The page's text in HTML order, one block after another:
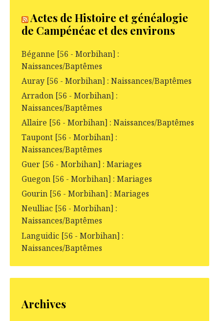
Actes de Histoire et généalogie
de Campénéac et des environs
Béganne [56 - Morbihan] :
Naissances/Baptêmes
Auray [56 - Morbihan] : Naissances/Baptêmes
Arradon [56 - Morbihan] :
Naissances/Baptêmes
Allaire [56 - Morbihan] : Naissances/Baptêmes
Taupont [56 - Morbihan] :
Naissances/Baptêmes
Guer [56 - Morbihan] : Mariages
Guegon [56 - Morbihan] : Mariages
Gourin [56 - Morbihan] : Mariages
Neulliac [56 - Morbihan] :
Naissances/Baptêmes
Languidic [56 - Morbihan] :
Naissances/Baptêmes
Archives